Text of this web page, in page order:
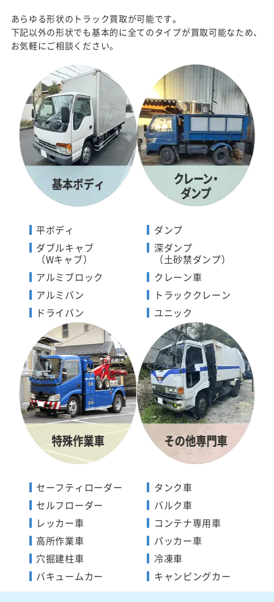
あらゆる形状のトラック買取が可能です。
下記以外の形状でも基本的に全てのタイプが買取可能なため、
お気軽にご相談ください。
平ボディ
ダブルキャブ
（Wキャブ）
アルミブロック
アルミバン
ドライバン
ダンプ
深ダンプ
（土砂禁ダンプ）
クレーン車
トラッククレーン
ユニック
セーフティローダー
セルフローダー
レッカー車
高所作業車
穴掘建柱車
バキュームカー
タンク車
バルク車
コンテナ専用車
パッカー車
冷凍車
キャンピングカー